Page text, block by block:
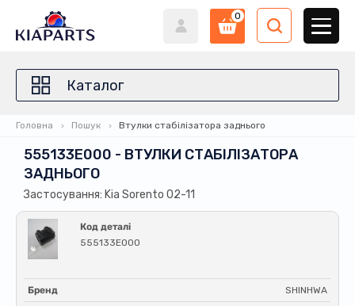
0
Каталог
Головна Пошук Втулки стабілізатора заднього
555133E000 - ВТУЛКИ СТАБІЛІЗАТОРА
ЗАДНЬОГО
Застосування: Kia Sorento 02-11
Код деталі
555133E000
Бренд SHINHWA